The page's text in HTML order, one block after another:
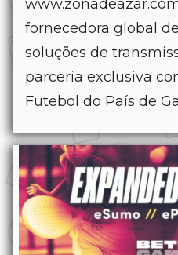
fornecedora global
soluções de
parceria exclusiva
Futebol do País de